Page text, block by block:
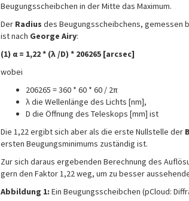
Beugungsscheibchen in der Mitte das Maximum.
Der Radius des Beugungsscheibchens, gemessen
ist nach George Airy:
(1) α = 1,22 * (λ /D) * 206265 [arcsec]
wobei
206265 = 360 * 60 * 60 / 2π
λ die Wellenlänge des Lichts [nm],
D die Öffnung des Teleskops [mm] ist
Die 1,22 ergibt sich aber als die erste Nullstelle der
ersten Beugungsminimums zuständig ist.
Zur sich daraus ergebenden Berechnung des
gern den Faktor 1,22 weg, um zu besser
Abbildung 1: Ein Beugungsscheibchen (pCloud: